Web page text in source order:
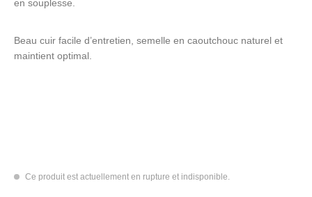
en souplesse.
Beau cuir facile d’entretien, semelle en caoutchouc naturel et
maintient optimal.
Ce produit est actuellement en rupture et indisponible.